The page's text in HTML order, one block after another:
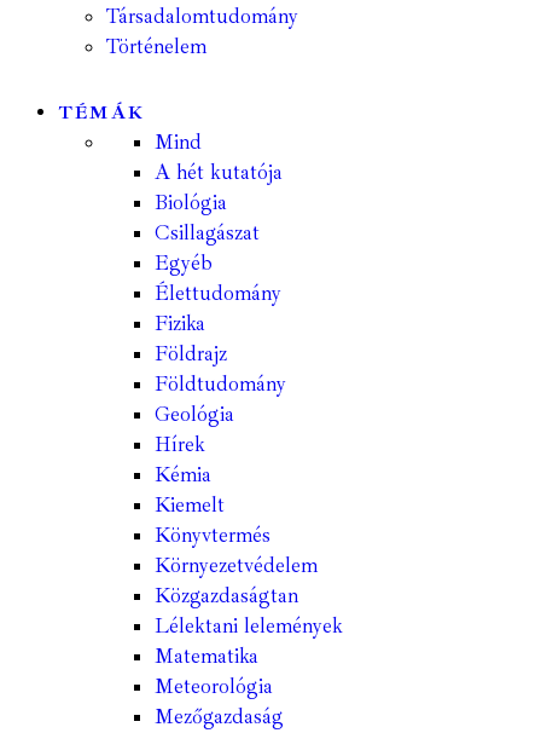
Társadalomtudomány
Történelem
TÉMÁK
Mind
A hét kutatója
Biológia
Csillagászat
Egyéb
Élettudomány
Fizika
Földrajz
Földtudomány
Geológia
Hírek
Kémia
Kiemelt
Könyvtermés
Környezetvédelem
Közgazdaságtan
Lélektani lelemények
Matematika
Meteorológia
Mezőgazdaság